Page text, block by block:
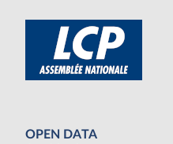
OPEN DATA